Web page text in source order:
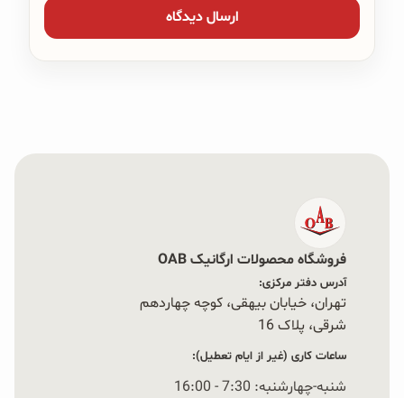
فروشگاه محصولات ارگانیک OAB
آدرس دفتر مرکزی:
تهران، خیابان بیهقی، کوچه چهاردهم
شرقی، پلاک 16‭
ساعات کاری (غیر از ایام تعطیل):
شنبه-چهارشنبه: 7:30 - 16:00